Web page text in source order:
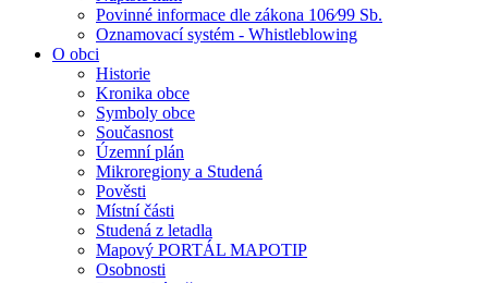
Povinné informace dle zákona 106⁄99 Sb.
Oznamovací systém - Whistleblowing
O obci
Historie
Kronika obce
Symboly obce
Současnost
Územní plán
Mikroregiony a Studená
Pověsti
Místní části
Studená z letadla
Mapový PORTÁL MAPOTIP
Osobnosti